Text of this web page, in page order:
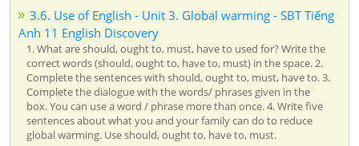
3.6. Use of English - Unit 3. Global warming - SBT Tiếng
Anh 11 English Discovery
1. What are should, ought to, must, have to used for? Write the
correct words (should, ought to, have to, must) in the space. 2.
Complete the sentences with should, ought to, must, have to. 3.
Complete the dialogue with the words/ phrases given in the
box. You can use a word / phrase more than once. 4. Write five
sentences about what you and your family can do to reduce
global warming. Use should, ought to, have to, must.